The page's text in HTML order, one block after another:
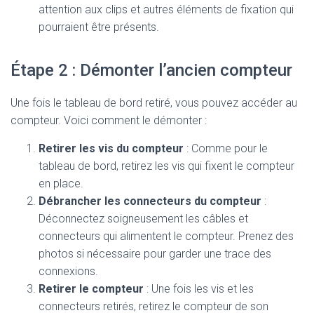
attention aux clips et autres éléments de fixation qui
pourraient être présents.
Étape 2 : Démonter l’ancien compteur
Une fois le tableau de bord retiré, vous pouvez accéder au
compteur. Voici comment le démonter :
Retirer les vis du compteur : Comme pour le
tableau de bord, retirez les vis qui fixent le compteur
en place.
Débrancher les connecteurs du compteur :
Déconnectez soigneusement les câbles et
connecteurs qui alimentent le compteur. Prenez des
photos si nécessaire pour garder une trace des
connexions.
Retirer le compteur : Une fois les vis et les
connecteurs retirés, retirez le compteur de son